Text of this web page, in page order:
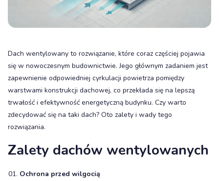
Dach wentylowany to rozwiązanie, które coraz częściej pojawia
się w nowoczesnym budownictwie. Jego głównym zadaniem jest
zapewnienie odpowiedniej cyrkulacji powietrza pomiędzy
warstwami konstrukcji dachowej, co przekłada się na lepszą
trwałość i efektywność energetyczną budynku. Czy warto
zdecydować się na taki dach? Oto zalety i wady tego
rozwiązania.
Zalety dachów wentylowanych
Ochrona przed wilgocią